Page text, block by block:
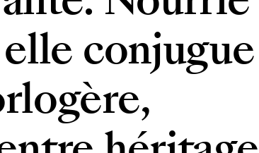
conjugue